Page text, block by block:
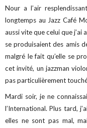
Nour a l’air
longtemps au Jazz Café
aussi vite que celui que j’ai
se produisaient des amis
malgré le fait qu’elle se
cet invité, un jazzman
pas particulièrement
Mardi soir, je ne
l’International. Plus tard,
elles ne sont pas mal,